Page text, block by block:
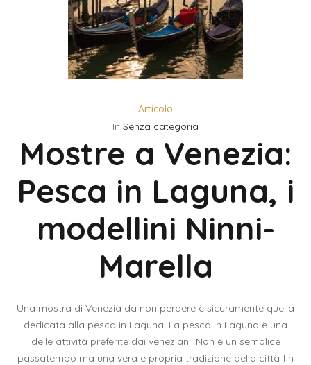
Articolo
In Senza categoria
Mostre a Venezia:
Pesca in Laguna, i
modellini Ninni-
Marella
Una mostra di Venezia da non perdere è sicuramente quella
dedicata alla pesca in Laguna. La pesca in Laguna è una
delle attività preferite dai veneziani. Non è un semplice
passatempo ma una vera e propria tradizione della città fin